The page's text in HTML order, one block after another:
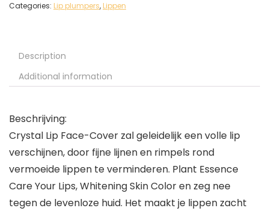
Categories: Lip plumpers, Lippen
Description
Additional information
Beschrijving:
Crystal Lip Face-Cover zal geleidelijk een volle lip
verschijnen, door fijne lijnen en rimpels rond
vermoeide lippen te verminderen. Plant Essence
Care Your Lips, Whitening Skin Color en zeg nee
tegen de levenloze huid. Het maakt je lippen zacht